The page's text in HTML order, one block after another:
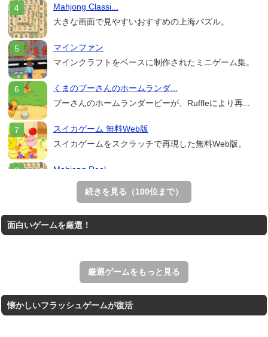
Mahjong Classi...
大きな画面で見やすいおすすめの上海パズル。
マインファン
マインクラフトをベースに制作されたミニゲーム集。
くまのプーさんのホームランダ...
プーさんのホームランダービーが、Ruffleにより再...
スイカゲーム 無料Web版
スイカゲームをスクラッチで再現した無料Web版。
Mahjong Real
リアルな麻雀牌を使う18種類の上海ゲーム。
王国を構築していく放置系のシミュレーションゲーム。
すべての矢印を画面外へ導くパズルゲーム。
続きを見る（100位まで）
面白いゲームを厳選！
厳選ゲームをもっと見る
懐かしいフラッシュゲームが復活